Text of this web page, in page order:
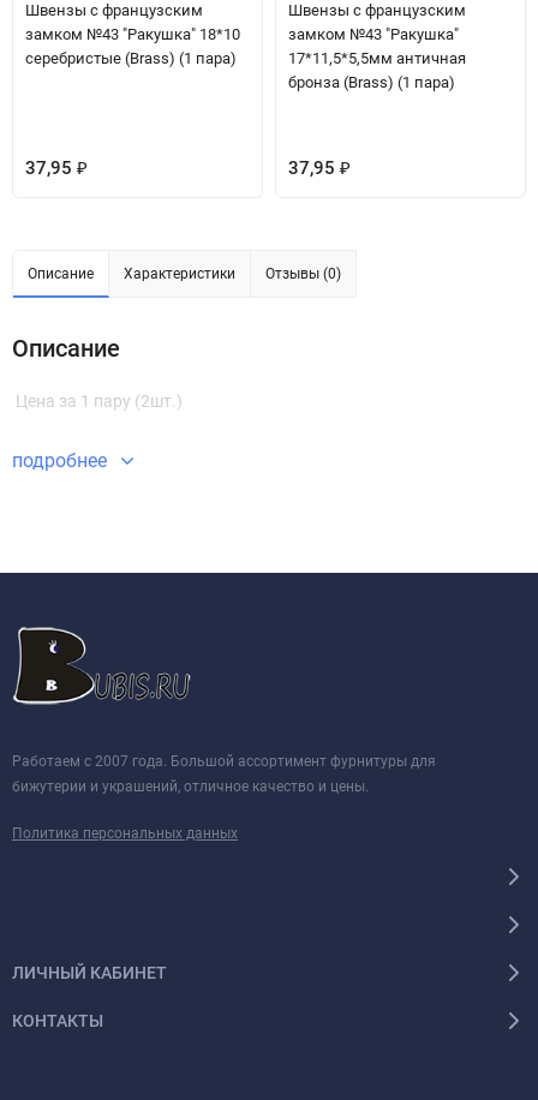
Швензы с французским
замком №43 "Ракушка" 18*10
серебристые (Brass) (1 пара)
37,95 ₽
Швензы с французским
замком №43 "Ракушка"
17*11,5*5,5мм античная
бронза (Brass) (1 пара)
37,95 ₽
Описание Характеристики Отзывы (0)
Описание
Цена за 1 пару (2шт.)
подробнее
Работаем с 2007 года. Большой ассортимент фурнитуры для
бижутерии и украшений, отличное качество и цены.
Политика персональных данных
ЛИЧНЫЙ КАБИНЕТ
КОНТАКТЫ